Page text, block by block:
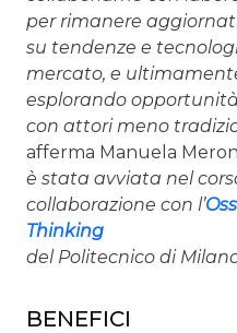
per rimanere
su tendenze e
mercato, e
esplorando
con attori meno
afferma Manuela
è stata avviata nel
collaborazione con l’
Thinking
del Politecnico di
BENEFICI